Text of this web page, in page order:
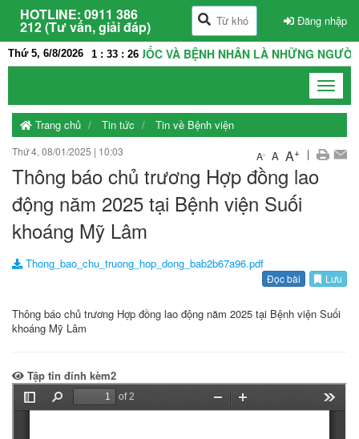
HOTLINE: 0911 386
212 (Tư vấn, giải đáp) Đăng nhập
Thứ 5, 6/8/2026 1 : 33 : 26
LÀ NHÀ, THẦY THUỐC VÀ BỆNH NHÂN LÀ NHỮNG NGƯỜI
Toggle
Trang chủ
Tin tức Tin về Bệnh viện
Thứ 4, 08/01/2025 | 10:03 A- A A+ |
Thông báo chủ trương Hợp đồng lao
động năm 2025 tại Bệnh viện Suối
khoáng Mỹ Lâm
Thong_bao_chu_truong_hop_dong_bab2b67a96.pdf
Đọc bài Lưu
Thông báo chủ trương Hợp đồng lao động năm 2025 tại Bệnh viện Suối
khoáng Mỹ Lâm
Tập tin đính kèm2